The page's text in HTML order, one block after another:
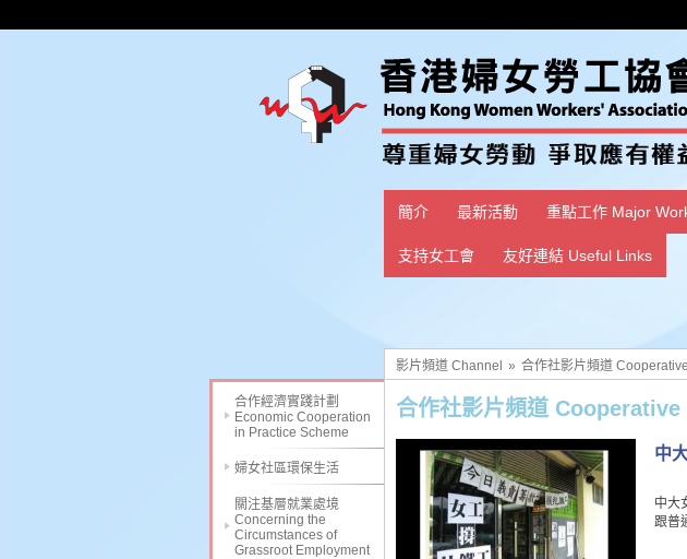
簡介 最新活動 重點工作 Major
支持女工會 友好連結 Useful Links
合作經濟實踐計劃
Economic Cooperation
in Practice Scheme
婦女社區環保生活
關注基層就業處境
Concerning the
Circumstances of
Grassroot Employment
影片頻道 Channel » 合作社影片頻道
合作社影片頻道 Cooperative
中
中大
跟普